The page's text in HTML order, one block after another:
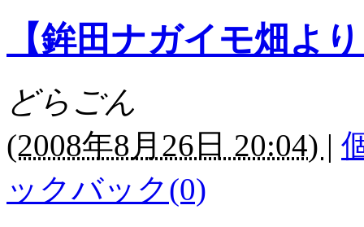
【鉾田ナガイモ畑よ
どらごん
(2008年8月26日 20:04) |
ックバック(0)